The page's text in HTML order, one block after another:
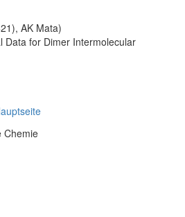
AK Mata)
Data for Dimer Intermolecular